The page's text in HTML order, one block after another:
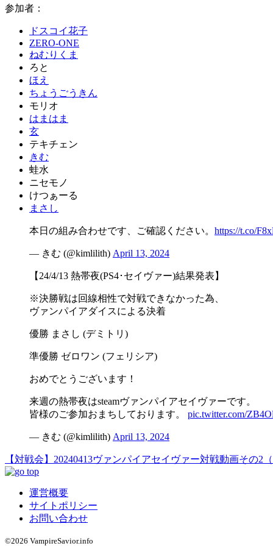
参加者：
ドスコイ花子
ZERO-ONE
ねむりくま
ろと
ほえ
ちょうごうきん
モリオ
はまはま
玄
テキチェン
きむ
蛙水
ニセモノ
けつぁーる
まさし
本日の組み合わせです、ご確認ください。 https://t.co/
— きむ (@kimlilith) April 13, 2024
【24/4/13 熱帯夜(PS4･セイヴァー)結果発表】
※決勝戦は回線相性で対戦できなかった為、
ヴァンパイアダイスによる決着
優勝 まさし (デミトリ)
準優勝 ゼロワン (フェリシア)
おめでとうございます！
来週の熱帯夜はsteamヴァンパイアセイヴァーです。
皆様のご参加おまちしております。 pic.twitter.com/
— きむ (@kimlilith) April 13, 2024
【対戦会】20240413ヴァンパイアセイヴァー対戦動画その2
運営概要
サイトポリシー
お問い合わせ
©2026 VampireSavior.info